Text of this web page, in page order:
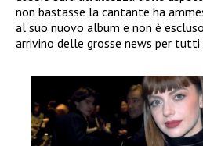
non bastasse la cantante ha
al suo nuovo album e non è
arrivino delle grosse news per tutti